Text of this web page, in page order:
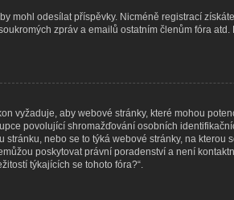
mohl odesílat příspěvky. Nicméně registrací
zpráv a emailů ostatním členům fóra
vyžaduje, aby webové stránky, které mohou
povolující shromažďování osobních
nebo se to týká webové stránky, na kterou
poskytovat právní poradenství a není
týkajících se tohoto fóra?“.